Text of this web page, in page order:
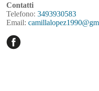
Contatti
Telefono: 3493930583
Email: